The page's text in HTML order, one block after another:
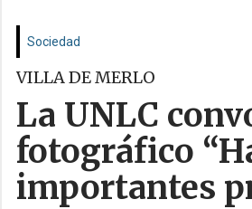
Sociedad
VILLA DE MERLO
La UNLC
fotográfico
importantes